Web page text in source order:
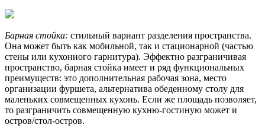
Барная стойка: стильный вариант разделения пространства.
Она может быть как мобильной, так и стационарной (частью
стены или кухонного гарнитура). Эффектно разграничивая
пространство, барная стойка имеет и ряд функциональных
преимуществ: это дополнительная рабочая зона, место
организации фуршета, альтернатива обеденному столу для
маленьких совмещенных кухонь. Если же площадь позволяет,
то разграничить совмещенную кухню-гостиную может и
остров/стол-остров.